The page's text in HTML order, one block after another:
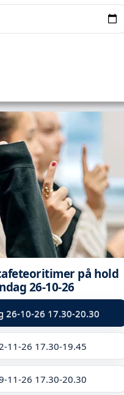
på hold
26-10-26
26-10-26 17.30-20.30
11-26 17.30-19.45
11-26 17.30-20.30